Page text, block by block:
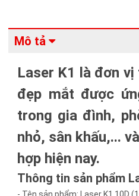
Mô tả
Laser K1 là đơn
đẹp mắt được
trong gia đình,
nhỏ, sân khấu,...
hợp hiện nay.
Thông tin sản phẩm